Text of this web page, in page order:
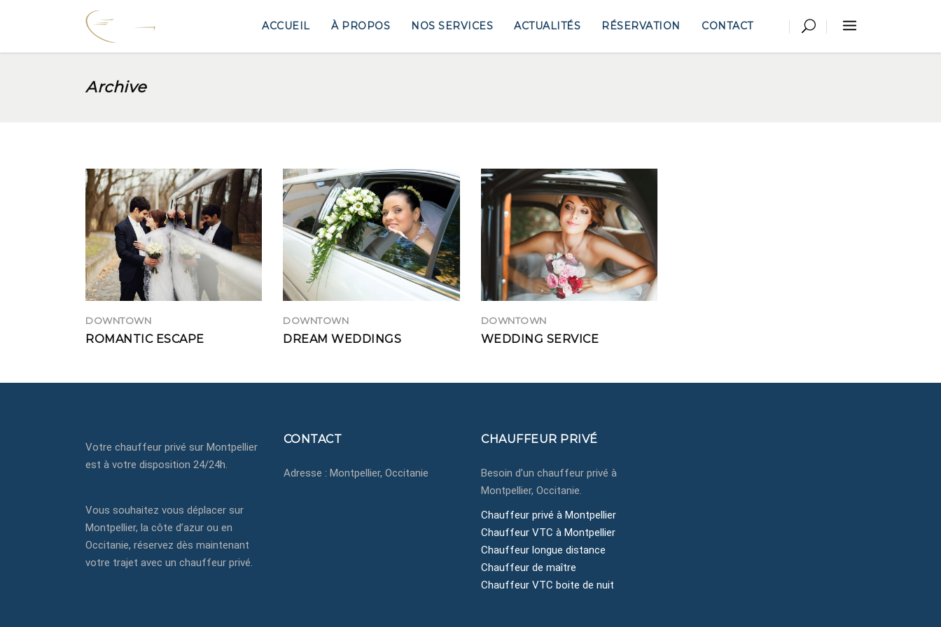
ACCUEIL À PROPOS NOS SERVICES ACTUALITÉS RÉSERVATION CONTACT
Archive
DOWNTOWN
ROMANTIC ESCAPE
DOWNTOWN
DREAM WEDDINGS
DOWNTOWN
WEDDING SERVICE
Votre chauffeur privé sur Montpellier
est à votre disposition 24/24h.
Vous souhaitez vous déplacer sur
Montpellier, la côte d’azur ou en
Occitanie, réservez dès maintenant
votre trajet avec un chauffeur privé.
CONTACT
Adresse : Montpellier, Occitanie
CHAUFFEUR PRIVÉ
Besoin d’un chauffeur privé à
Montpellier, Occitanie.
Chauffeur privé à Montpellier
Chauffeur VTC à Montpellier
Chauffeur longue distance
Chauffeur de maître
Chauffeur VTC boite de nuit